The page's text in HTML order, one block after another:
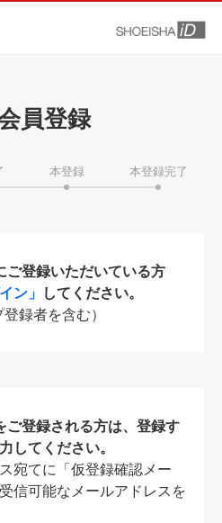
員登録
本登録 本登録完了
登録いただいている方
ン」 してください。
録者を含む）
登録される方は、登録す
してください。
宛てに「仮登録確認メー
信可能なメールアドレスを